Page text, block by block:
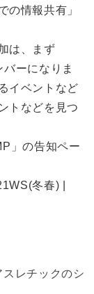
の情報共有」
は、まず
ーになりま
イベントなど
トなどを見つ
」の告知ペー
冬春) |
スレチックのシ